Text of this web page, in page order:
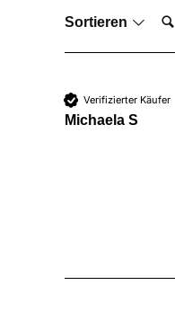
Sortieren
Verifizierter Käufer
Michaela S